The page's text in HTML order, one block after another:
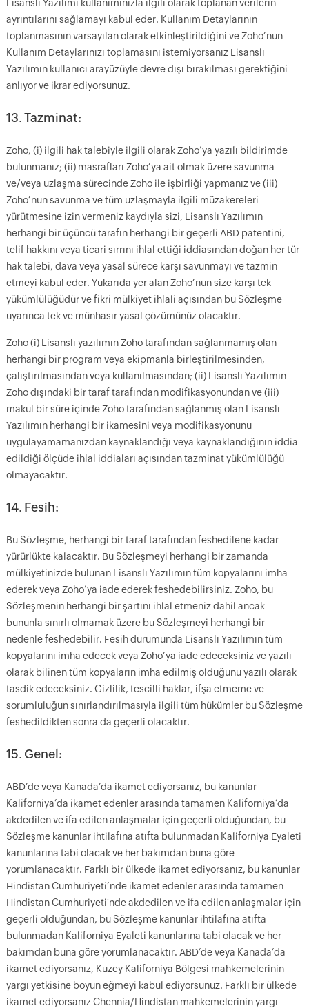
Lisanslı Yazılımı kullanımınızla ilgili olarak toplanan verilerin
ayrıntılarını sağlamayı kabul eder. Kullanım Detaylarının
toplanmasının varsayılan olarak etkinleştirildiğini ve Zoho’nun
Kullanım Detaylarınızı toplamasını istemiyorsanız Lisanslı
Yazılımın kullanıcı arayüzüyle devre dışı bırakılması gerektiğini
anlıyor ve ikrar ediyorsunuz.
13. Tazminat:
Zoho, (i) ilgili hak talebiyle ilgili olarak Zoho’ya yazılı bildirimde
bulunmanız; (ii) masrafları Zoho’ya ait olmak üzere savunma
ve/veya uzlaşma sürecinde Zoho ile işbirliği yapmanız ve (iii)
Zoho’nun savunma ve tüm uzlaşmayla ilgili müzakereleri
yürütmesine izin vermeniz kaydıyla sizi, Lisanslı Yazılımın
herhangi bir üçüncü tarafın herhangi bir geçerli ABD patentini,
telif hakkını veya ticari sırrını ihlal ettiği iddiasından doğan her tür
hak talebi, dava veya yasal sürece karşı savunmayı ve tazmin
etmeyi kabul eder. Yukarıda yer alan Zoho’nun size karşı tek
yükümlülüğüdür ve fikri mülkiyet ihlali açısından bu Sözleşme
uyarınca tek ve münhasır yasal çözümünüz olacaktır.
Zoho (i) Lisanslı yazılımın Zoho tarafından sağlanmamış olan
herhangi bir program veya ekipmanla birleştirilmesinden,
çalıştırılmasından veya kullanılmasından; (ii) Lisanslı Yazılımın
Zoho dışındaki bir taraf tarafından modifikasyonundan ve (iii)
makul bir süre içinde Zoho tarafından sağlanmış olan Lisanslı
Yazılımın herhangi bir ikamesini veya modifikasyonunu
uygulayamamanızdan kaynaklandığı veya kaynaklandığının iddia
edildiği ölçüde ihlal iddiaları açısından tazminat yükümlülüğü
olmayacaktır.
14. Fesih:
Bu Sözleşme, herhangi bir taraf tarafından feshedilene kadar
yürürlükte kalacaktır. Bu Sözleşmeyi herhangi bir zamanda
mülkiyetinizde bulunan Lisanslı Yazılımın tüm kopyalarını imha
ederek veya Zoho’ya iade ederek feshedebilirsiniz. Zoho, bu
Sözleşmenin herhangi bir şartını ihlal etmeniz dahil ancak
bununla sınırlı olmamak üzere bu Sözleşmeyi herhangi bir
nedenle feshedebilir. Fesih durumunda Lisanslı Yazılımın tüm
kopyalarını imha edecek veya Zoho’ya iade edeceksiniz ve yazılı
olarak bilinen tüm kopyaların imha edilmiş olduğunu yazılı olarak
tasdik edeceksiniz. Gizlilik, tescilli haklar, ifşa etmeme ve
sorumluluğun sınırlandırılmasıyla ilgili tüm hükümler bu Sözleşme
feshedildikten sonra da geçerli olacaktır.
15. Genel:
ABD’de veya Kanada’da ikamet ediyorsanız, bu kanunlar
Kaliforniya’da ikamet edenler arasında tamamen Kaliforniya’da
akdedilen ve ifa edilen anlaşmalar için geçerli olduğundan, bu
Sözleşme kanunlar ihtilafına atıfta bulunmadan Kaliforniya Eyaleti
kanunlarına tabi olacak ve her bakımdan buna göre
yorumlanacaktır. Farklı bir ülkede ikamet ediyorsanız, bu kanunlar
Hindistan Cumhuriyeti’nde ikamet edenler arasında tamamen
Hindistan Cumhuriyeti'nde akdedilen ve ifa edilen anlaşmalar için
geçerli olduğundan, bu Sözleşme kanunlar ihtilafına atıfta
bulunmadan Kaliforniya Eyaleti kanunlarına tabi olacak ve her
bakımdan buna göre yorumlanacaktır. ABD’de veya Kanada’da
ikamet ediyorsanız, Kuzey Kaliforniya Bölgesi mahkemelerinin
yargı yetkisine boyun eğmeyi kabul ediyorsunuz. Farklı bir ülkede
ikamet ediyorsanız Chennia/Hindistan mahkemelerinin yargı